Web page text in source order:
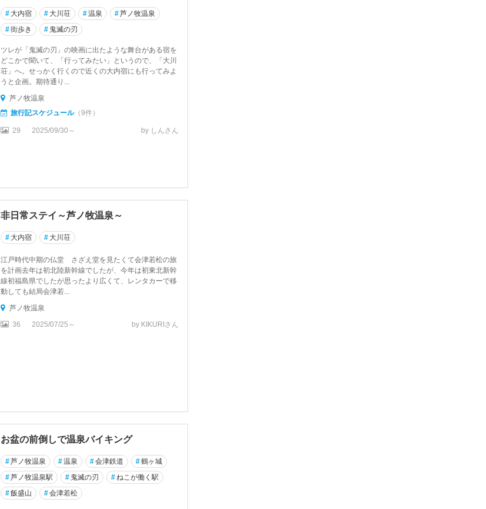
# 大内宿 # 大川荘 #温泉 #芦ノ牧温泉
#街歩き # 鬼滅の刃
ツレが「鬼滅の刃」の映画に出たような舞台がある宿を
どこかで聞いて、「行ってみたい」というので、「大川
荘」へ。せっかく行くので近くの大内宿にも行ってみよ
うと企画。期待通り...
芦ノ牧温泉
旅行記スケジュール（9件）
29 2025/09/30～ by しんさん
非日常ステイ～芦ノ牧温泉～
# 大内宿 # 大川荘
江戸時代中期の仏堂 さざえ堂を見たくて会津若松の旅
を計画去年は初北陸新幹線でしたが、今年は初東北新幹
線初福島県でしたが思ったより広くて、レンタカーで移
動しても結局会津若...
芦ノ牧温泉
36
2025/07/25～ by KIKURIさん
お盆の前倒しで温泉バイキング
#芦ノ牧温泉 #温泉 #会津鉄道 #鶴ヶ城
#芦ノ牧温泉駅 # 鬼滅の刃 #ねこが働く駅
#飯盛山 #会津若松